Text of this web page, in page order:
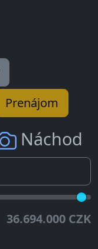
Prenájom
Náchod
36.694.000 CZK